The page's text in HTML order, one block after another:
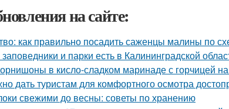
на сайте:
как правильно посадить саженцы малины по
и парки есть в Калининградской
в кисло-сладком маринаде с горчицей
дать туристам для комфортного осмотра
свежими до весны: советы по хранению